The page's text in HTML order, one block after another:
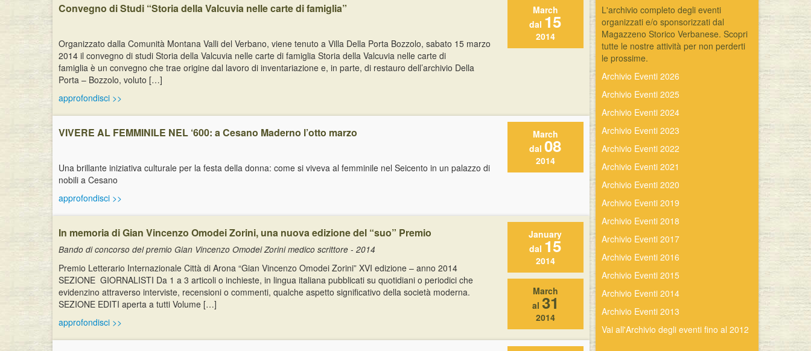
Convegno di Studi “Storia della Valcuvia nelle carte di famiglia”
Organizzato dalla Comunità Montana Valli del Verbano, viene tenuto a Villa Della Porta Bozzolo, sabato 15 marzo
2014 il convegno di studi Storia della Valcuvia nelle carte di famiglia Storia della Valcuvia nelle carte di
famiglia è un convegno che trae origine dal lavoro di inventariazione e, in parte, di restauro dell’archivio Della
Porta – Bozzolo, voluto […]
approfondisci >>
March
dal 15
2014
VIVERE AL FEMMINILE NEL ‘600: a Cesano Maderno l’otto marzo
Una brillante iniziativa culturale per la festa della donna: come si viveva al femminile nel Seicento in un palazzo di
nobili a Cesano
approfondisci >>
March
dal08
2014
In memoria di Gian Vincenzo Omodei Zorini, una nuova edizione del “suo” Premio
Bando di concorso del premio Gian Vincenzo Omodei Zorini medico scrittore - 2014
Premio Letterario Internazionale Città di Arona “Gian Vincenzo Omodei Zorini” XVI edizione – anno 2014
SEZIONE GIORNALISTI Da 1 a 3 articoli o inchieste, in lingua italiana pubblicati su quotidiani o periodici che
evidenzino attraverso interviste, recensioni o commenti, qualche aspetto significativo della società moderna.
SEZIONE EDITI aperta a tutti Volume […]
approfondisci >>
January
dal 15
2014
March
al 31
2014
L'archivio completo degli eventi
organizzati e/o sponsorizzati dal
Magazzeno Storico Verbanese. Scopri
tutte le nostre attività per non perderti
le prossime.
Archivio Eventi 2026
Archivio Eventi 2025
Archivio Eventi 2024
Archivio Eventi 2023
Archivio Eventi 2022
Archivio Eventi 2021
Archivio Eventi 2020
Archivio Eventi 2019
Archivio Eventi 2018
Archivio Eventi 2017
Archivio Eventi 2016
Archivio Eventi 2015
Archivio Eventi 2014
Archivio Eventi 2013
Vai all'Archivio degli eventi fino al 2012